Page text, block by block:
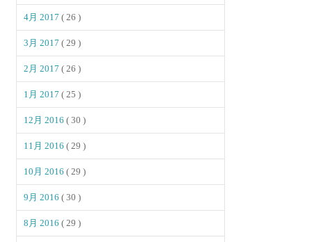
4月 2017( 26 )
3月 2017( 29 )
2月 2017( 26 )
1月 2017( 25 )
12月 2016( 30 )
11月 2016( 29 )
10月 2016( 29 )
9月 2016( 30 )
8月 2016( 29 )